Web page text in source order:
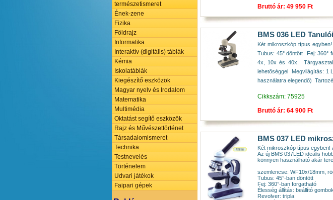
természetismeret
Ének-zene
Fizika
Földrajz
Informatika
Interaktív (digitális) táblák
Kémia
Iskolatáblák
Kiegészítő eszközök
Magyar nyelv és Irodalom
Matematika
Multimédia
Oktatást segítő eszközök
Rajz és Művészettörténet
Társadalomismeret
Technika
Testnevelés
Történelem
Udvari játékok
Faipari gépek
Bruttó ár: 49 950 Ft
BMS 036 LED
Két mikroszkóp típus egyben!
Tubus: 45° döntött  Fej:
4x, 10x és 40x. 
lehetőséggel  Megvilágítás:
használatra elegendő) 
Cikkszám: 75925
Bruttó ár: 64 900 Ft
BMS 037 LED
Két mikroszkóp típus egyben!
Az új BMS 037LED ideális
könnyen használható akár
szemlencse: WF10x/18mm,
Tubus: 45°-ban döntött
Fej: 360°-ban forgatható
Élesség állítás: beállító
Revolver: tripla